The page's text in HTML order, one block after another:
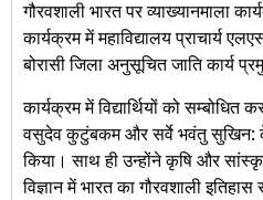
गौरवशाली भारत पर व्याख्यानमाला
कार्यक्रम में महाविद्यालय प्राचार्य
बोरासी जिला अनुसूचित जाति कार्य
कार्यक्रम में विद्यार्थियों को
वसुदेव कुटुंबकम और सर्वे भवंतु सुखिन: के
किया। साथ ही उन्होंने कृषि और
विज्ञान में भारत का गौरवशाली इतिहास